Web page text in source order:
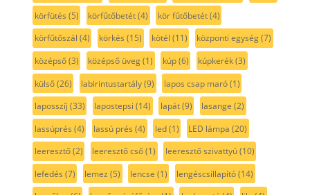
körfütés (5) körfűtőbetét(4) kör fűtőbetét(4)
körfűtőszál (4) körkés (15) kötél (11) központi egység(7)
középső(3) középső üveg(1) kúp(6) kúpkerék(3)
külső(26) labirintustartály(9) lapos csap maró(1)
laposszíj (33) lapostepsi (14) lapát(9) lasange (2)
lassúprés (4) lassú prés (4) led(1) LED lámpa (20)
leeresztő(2) leeresztő cső(1) leeresztő szivattyú(10)
lefedés (7) lemez (5) lencse (1) lengéscsillapító(14)